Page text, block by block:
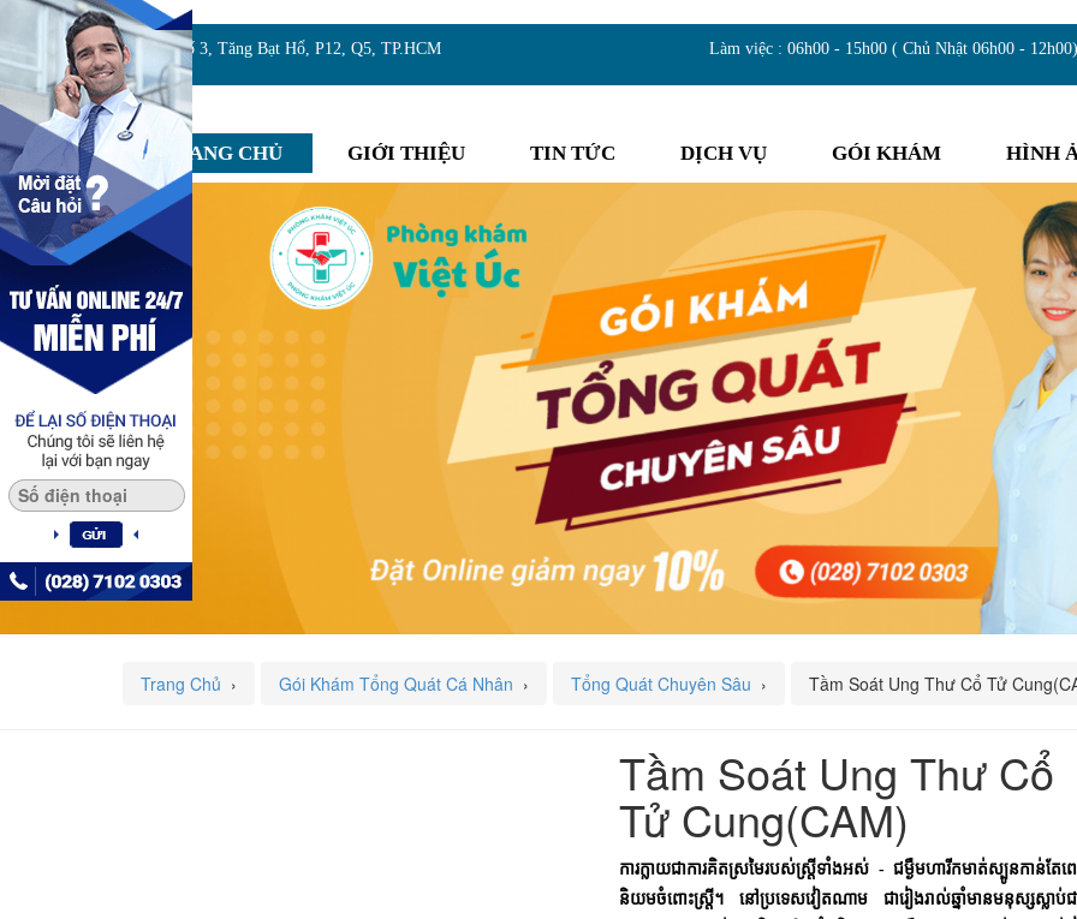
Địa chỉ:Số 3, Tăng Bạt Hổ, P12, Q5, TP.HCM Làm việc : 06h00 - 15h00 ( Chủ Nhật 06h00 - 12h00)
TRANG CHỦ GIỚI THIỆU TIN TỨC DỊCH VỤ GÓI KHÁM HÌNH
Trang Chủ › Gói Khám Tổng Quát Cá Nhân › Tổng Quát Chuyên Sâu › Tầm Soát Ung Thư Cổ Tử
Tầm Soát Ung Thư Cổ
Tử Cung(CAM)
ការក្លាយជាការគិតស្រមៃរបស់ស្រ្តីទាំងអស់ - ជម្ងឺមហារីកមាត់ស្បូនកាន់តែ
និយមចំពោះស្រ្តី។ នៅប្រទេសវៀតណាម ជារៀងរាល់ឆ្នាំមានមនុស្សស្លាប់ជ